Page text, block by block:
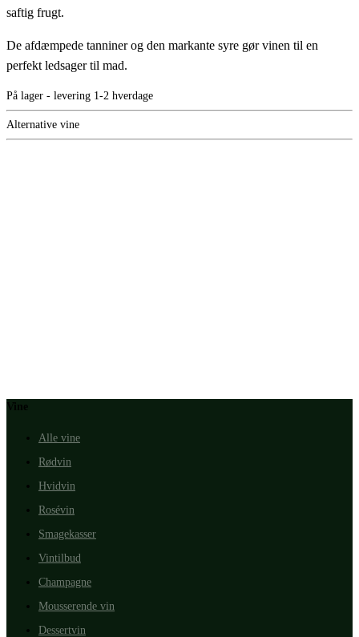
saftig frugt.
De afdæmpede tanniner og den markante syre gør vinen til en
perfekt ledsager til mad.
På lager - levering 1-2 hverdage
Alternative vine
Vine
Alle vine
Rødvin
Hvidvin
Rosévin
Smagekasser
Vintilbud
Champagne
Mousserende vin
Dessertvin